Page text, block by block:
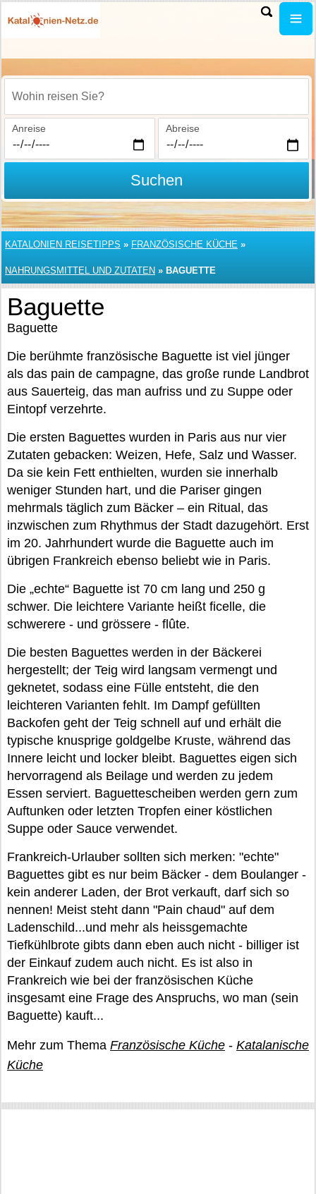
Wohin reisen Sie?
Anreise Abreise
Suchen
KATALONIEN REISETIPPS » FRANZÖSISCHE KÜCHE »
NAHRUNGSMITTEL UND ZUTATEN » BAGUETTE
Baguette
Baguette
Die berühmte französische Baguette ist viel jünger
als das pain de campagne, das große runde Landbrot
aus Sauerteig, das man aufriss und zu Suppe oder
Eintopf verzehrte.
Die ersten Baguettes wurden in Paris aus nur vier
Zutaten gebacken: Weizen, Hefe, Salz und Wasser.
Da sie kein Fett enthielten, wurden sie innerhalb
weniger Stunden hart, und die Pariser gingen
mehrmals täglich zum Bäcker – ein Ritual, das
inzwischen zum Rhythmus der Stadt dazugehört. Erst
im 20. Jahrhundert wurde die Baguette auch im
übrigen Frankreich ebenso beliebt wie in Paris.
Die „echte“ Baguette ist 70 cm lang und 250 g
schwer. Die leichtere Variante heißt ficelle, die
schwerere - und grössere - flûte.
Die besten Baguettes werden in der Bäckerei
hergestellt; der Teig wird langsam vermengt und
geknetet, sodass eine Fülle entsteht, die den
leichteren Varianten fehlt. Im Dampf gefüllten
Backofen geht der Teig schnell auf und erhält die
typische knusprige goldgelbe Kruste, während das
Innere leicht und locker bleibt. Baguettes eigen sich
hervorragend als Beilage und werden zu jedem
Essen serviert. Baguettescheiben werden gern zum
Auftunken oder letzten Tropfen einer köstlichen
Suppe oder Sauce verwendet.
Frankreich-Urlauber sollten sich merken: "echte"
Baguettes gibt es nur beim Bäcker - dem Boulanger -
kein anderer Laden, der Brot verkauft, darf sich so
nennen! Meist steht dann "Pain chaud" auf dem
Ladenschild...und mehr als heissgemachte
Tiefkühlbrote gibts dann eben auch nicht - billiger ist
der Einkauf zudem auch nicht. Es ist also in
Frankreich wie bei der französischen Küche
insgesamt eine Frage des Anspruchs, wo man (sein
Baguette) kauft...
Mehr zum Thema Französische Küche - Katalanische
Küche